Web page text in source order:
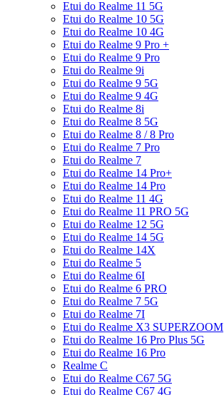
Etui do Realme 11 5G
Etui do Realme 10 5G
Etui do Realme 10 4G
Etui do Realme 9 Pro +
Etui do Realme 9 Pro
Etui do Realme 9i
Etui do Realme 9 5G
Etui do Realme 9 4G
Etui do Realme 8i
Etui do Realme 8 5G
Etui do Realme 8 / 8 Pro
Etui do Realme 7 Pro
Etui do Realme 7
Etui do Realme 14 Pro+
Etui do Realme 14 Pro
Etui do Realme 11 4G
Etui do Realme 11 PRO 5G
Etui do Realme 12 5G
Etui do Realme 14 5G
Etui do Realme 14X
Etui do Realme 5
Etui do Realme 6I
Etui do Realme 6 PRO
Etui do Realme 7 5G
Etui do Realme 7I
Etui do Realme X3 SUPERZOOM
Etui do Realme 16 Pro Plus 5G
Etui do Realme 16 Pro
Realme C
Etui do Realme C67 5G
Etui do Realme C67 4G